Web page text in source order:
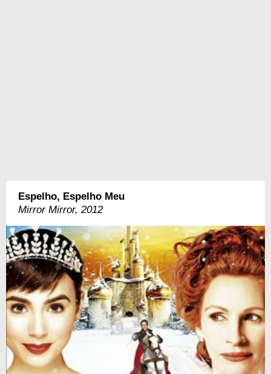
Espelho, Espelho Meu
Mirror Mirror, 2012